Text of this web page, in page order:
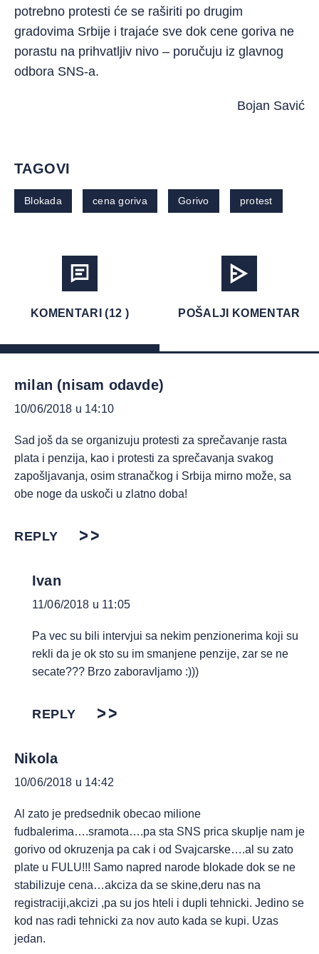
potrebno protesti će se raširiti po drugim
gradovima Srbije i trajaće sve dok cene goriva ne
porastu na prihvatljiv nivo – poručuju iz glavnog
odbora SNS-a.
Bojan Savić
TAGOVI
Blokada cena goriva Gorivo protest
KOMENTARI (12 ) POŠALJI KOMENTAR
milan (nisam odavde)
10/06/2018 u 14:10
Sad još da se organizuju protesti za sprečavanje rasta
plata i penzija, kao i protesti za sprečavanja svakog
zapošljavanja, osim stranačkog i Srbija mirno može, sa
obe noge da uskoči u zlatno doba!
REPLY
Ivan
11/06/2018 u 11:05
Pa vec su bili intervjui sa nekim penzionerima koji su
rekli da je ok sto su im smanjene penzije, zar se ne
secate??? Brzo zaboravljamo :)))
REPLY
Nikola
10/06/2018 u 14:42
Al zato je predsednik obecao milione
fudbalerima….sramota….pa sta SNS prica skuplje nam je
gorivo od okruzenja pa cak i od Svajcarske….al su zato
plate u FULU!!! Samo napred narode blokade dok se ne
stabilizuje cena…akciza da se skine,deru nas na
registraciji,akcizi ,pa su jos hteli i dupli tehnicki. Jedino se
kod nas radi tehnicki za nov auto kada se kupi. Uzas
jedan.